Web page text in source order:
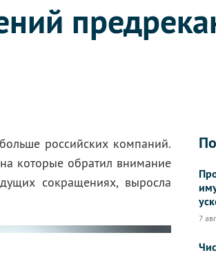
российских компаний.
которые обратил внимание
сокращениях, выросла
7